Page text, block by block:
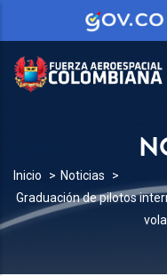
ENLACES
DE
Inicio
Noticias
Graduación de pilotos